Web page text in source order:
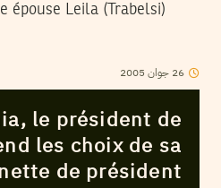
épouse Leila (Trabelsi)
26 جوان 2005
le président de
les choix de sa
de président